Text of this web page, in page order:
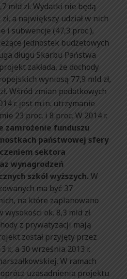
mld zł. Wydatki nie będą
a największy udział w nich
i subwencje (47,3 proc.),
jednostek budżetowych
długu Skarbu Państwa
zakłada, że dochody
wyniosą 77,9 mld zł,
Wśród zmian podatkowych
r. jest m.in. utrzymanie
23 proc. i 8 proc. W 2014 r.
zamrożenie funduszu
państwowej sfery
sektora
wynagrodzeń
szkół wyższych. W
ma być 37
na które zaplanowano
ok. 8,3 mld zł.
z prywatyzacji mają
został przyjęty przez
r., a 30 września 2013 r.
W ramach
uzasadnienia projektu